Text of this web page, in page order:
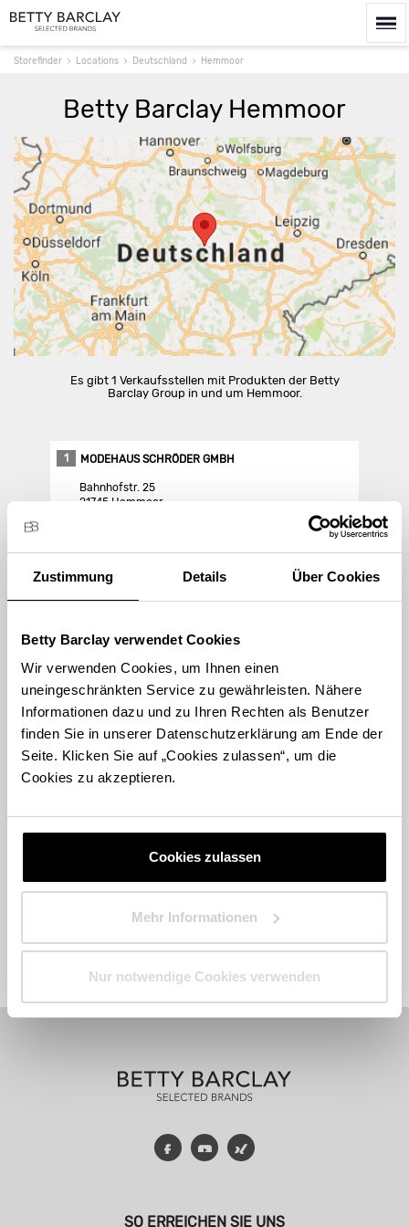
Zustimmung Details Über Cookies
Betty Barclay verwendet Cookies
Wir verwenden Cookies, um Ihnen einen
uneingeschränkten Service zu gewährleisten. Nähere
Informationen dazu und zu Ihren Rechten als Benutzer
finden Sie in unserer Datenschutzerklärung am Ende der
Seite. Klicken Sie auf „Cookies zulassen“, um die
Cookies zu akzeptieren.
Cookies zulassen
Mehr Informationen
Nur notwendige Cookies verwenden
Storefinder Locations Deutschland Hemmoor
Betty Barclay Hemmoor
Route berechnen
Es gibt 1 Verkaufsstellen mit Produkten der Betty
Barclay Group in und um Hemmoor.
1 MODEHAUS SCHRÖDER GMBH
Bahnhofstr. 25
21745 Hemmoor
Store Landing-Page
Route berechnen
STORE FINDEN
Fashion Accessoires Parfum
FacebookYouTube
SO ERREICHEN SIE UNS